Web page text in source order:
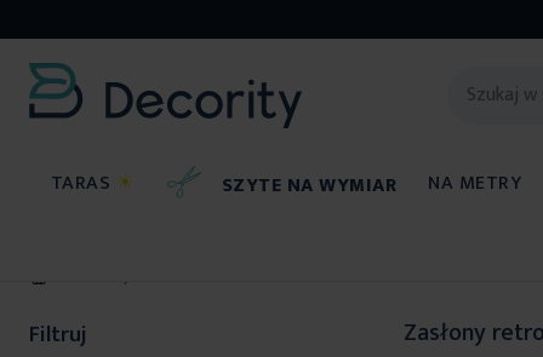
TARAS ☀ SZYTE NA WYMIAR NA METRY
Zasłony
Zasłony
Filtruj